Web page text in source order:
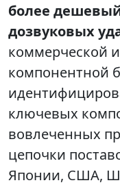
более
дозвуковых
коммерческой
компонентной
ключевых
вовлеченных
цепочки
Японии, США,